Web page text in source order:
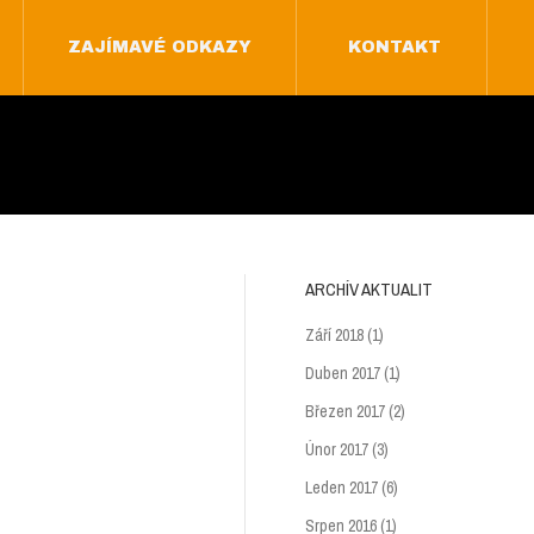
ZAJÍMAVÉ ODKAZY KONTAKT
ARCHÍV AKTUALIT
Září 2018 (1)
Duben 2017 (1)
Březen 2017 (2)
Únor 2017 (3)
Leden 2017 (6)
Srpen 2016 (1)
ZAJÍMAVÉ ODKAZY